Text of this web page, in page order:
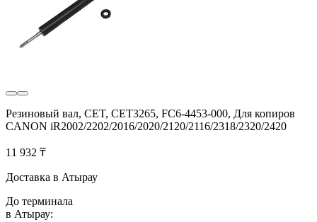
Резиновый вал, CET, CET3265, FC6-4453-000, Для копиров
CANON iR2002/2202/2016/2020/2120/2116/2318/2320/2420
11 932 ₸
Доставка в Атырау
До терминала
в Атырау: